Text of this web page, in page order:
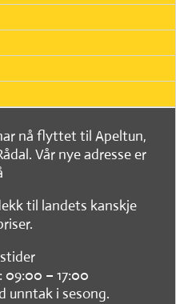
nå flyttet til Apeltun,
Vår nye adresse er
til landets kanskje
– 17:00
unntak i sesong.